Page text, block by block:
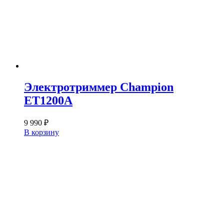
Электротриммер Champion
ET1200A
9 990 ₽
В корзину